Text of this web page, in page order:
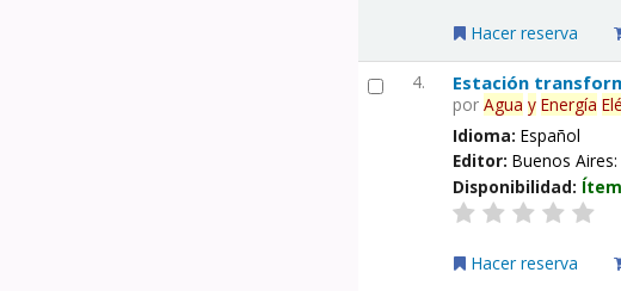
Hacer reserva
4. Estación
porAgua y Energía
Idioma:Español
Editor:Buenos
Disponibilidad:
Hacer reserva